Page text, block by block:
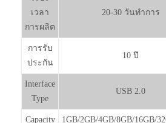
เวลา
การผลิต
20-30 วันทำการ
การรับ
ประกัน
10 ปี
Interface
Type
USB 2.0
Capacity 1GB/2GB/4GB/8GB/16GB/